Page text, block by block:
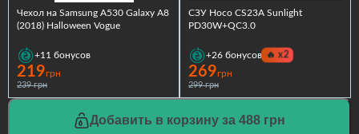
Чехол на Samsung A530 Galaxy A8
(2018) Halloween Vogue
+11 бонусов
219грн
239 грн
СЗУ Hoco CS23A Sunlight
PD30W+QC3.0
+26 бонусов 🔥x2
269грн
299 грн
Добавить в корзину за 488 грн